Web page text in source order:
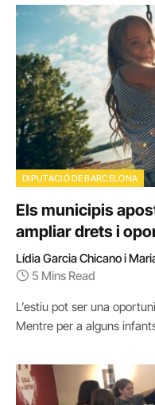
DIPUTACIÓ DE BARCELONA
Els municipis
ampliar drets i
Lídia Garcia Chicano i
5 Mins Read
L’estiu pot ser una
Mentre per a alguns